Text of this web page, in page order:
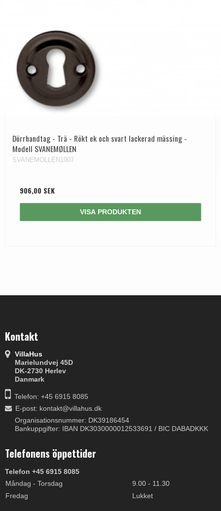
Dörrhandtag - Trä - Rökt ek och svart lackerad mässing -
Modell SVANEMØLLEN
SVANEMOLLEN1007
906,00 SEK
VISA PRODUKTEN
Kontakt
VillaHus
Marielundvej 45D
DK-2730 Herlev
Danmark
Telefon: +45 6915 8085
E-post: kontakt@villahus.dk
Organisationsnummer: DK39186454
Bankuppgifter: IBAN DK3030000012533691 / BIC DABADKKK
Telefonens öppettider
Telefon +45 6915 8085
Måndag - Torsdag
9.00 - 11.30
Fredag
Lukket